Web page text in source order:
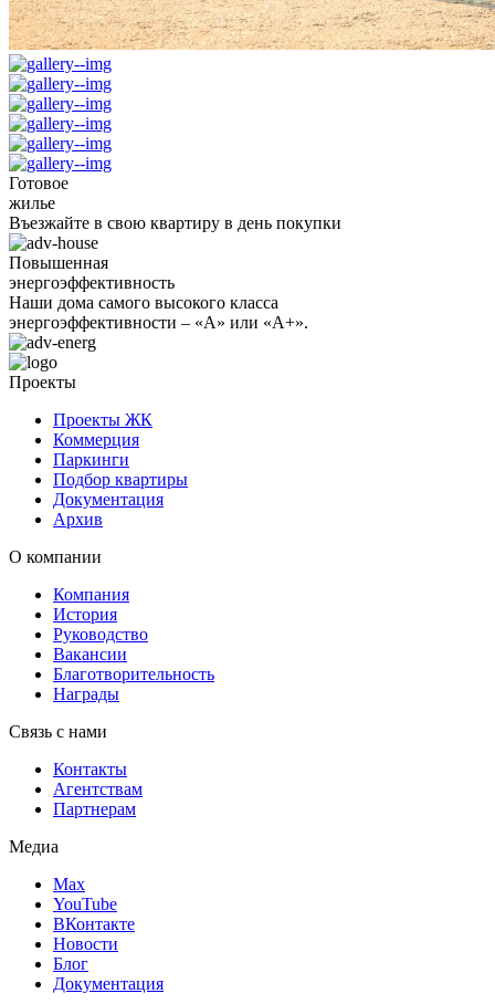
Готовое
жилье
Въезжайте в свою квартиру в день покупки
Повышенная
энергоэффективность
Наши дома самого высокого класса
энергоэффективности – «А» или «А+».
Проекты
Проекты ЖК
Коммерция
Паркинги
Подбор квартиры
Документация
Архив
О компании
Компания
История
Руководство
Вакансии
Благотворительность
Награды
Связь с нами
Контакты
Агентствам
Партнерам
Медиа
Max
YouTube
ВКонтакте
Новости
Блог
Документация